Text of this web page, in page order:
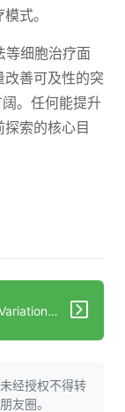
式。
等细胞治疗面
善可及性的突
。任何能提升
索的核心目
下一篇：Variational AI与默克达成高达3.49亿美元药物发现合作
经授权不得转
友圈。